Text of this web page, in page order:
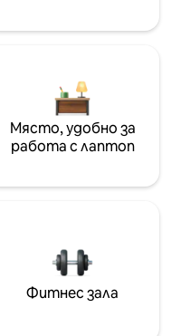
Място, удобно за
работа с лаптоп
Фитнес зала